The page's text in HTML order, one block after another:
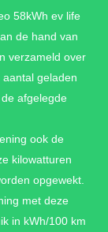
+ Voorstoelen
58kWh ev life
de hand van
verzameld over
geladen
afgelegde
ook de
kilowatturen
opgewekt.
met deze
in kWh/100 km